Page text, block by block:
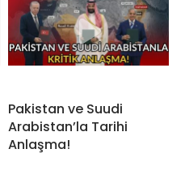
Pakistan ve Suudi
Arabistan’la Tarihi
Anlaşma!